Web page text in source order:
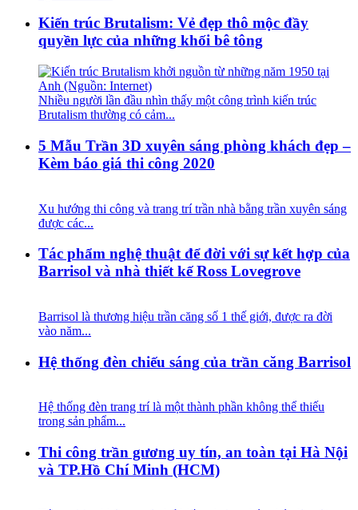
Kiến trúc Brutalism: Vẻ đẹp thô mộc đầy
quyền lực của những khối bê tông
Nhiều người lần đầu nhìn thấy một công trình kiến trúc
Brutalism thường có cảm...
5 Mẫu Trần 3D xuyên sáng phòng khách đẹp –
Kèm báo giá thi công 2020
Xu hướng thi công và trang trí trần nhà bằng trần xuyên sáng
được các...
Tác phẩm nghệ thuật để đời với sự kết hợp của
Barrisol và nhà thiết kế Ross Lovegrove
Barrisol là thương hiệu trần căng số 1 thế giới, được ra đời
vào năm...
Hệ thống đèn chiếu sáng của trần căng Barrisol
Hệ thống đèn trang trí là một thành phần không thể thiếu
trong sản phẩm...
Thi công trần gương uy tín, an toàn tại Hà Nội
và TP.Hồ Chí Minh (HCM)